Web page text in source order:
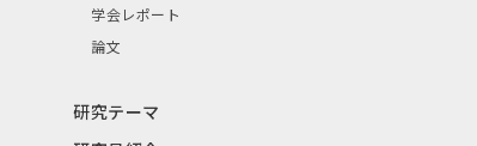
学会レポート
論文
研究テーマ